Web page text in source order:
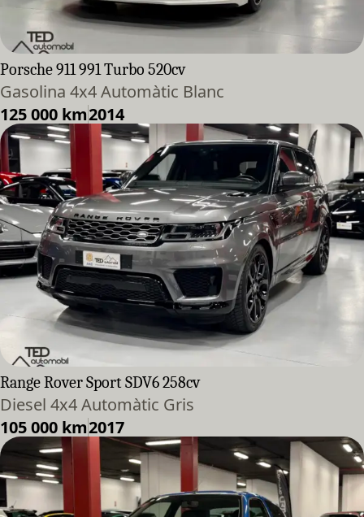
Porsche 911 991 Turbo 520cv
Gasolina 4x4 Automàtic Blanc
125 000 km2014
Range Rover Sport SDV6 258cv
Diesel 4x4 Automàtic Gris
105 000 km2017